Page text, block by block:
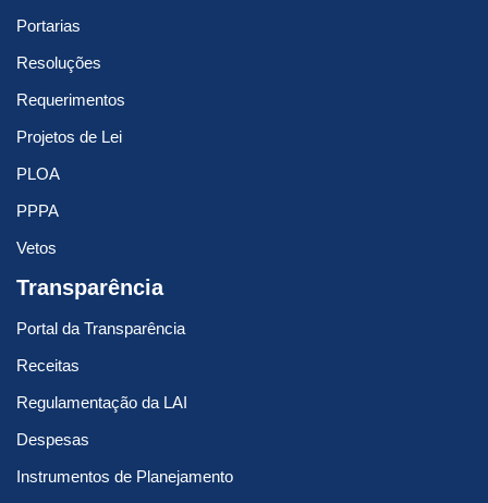
Portarias
Resoluções
Requerimentos
Projetos de Lei
PLOA
PPPA
Vetos
Transparência
Portal da Transparência
Receitas
Regulamentação da LAI
Despesas
Instrumentos de Planejamento